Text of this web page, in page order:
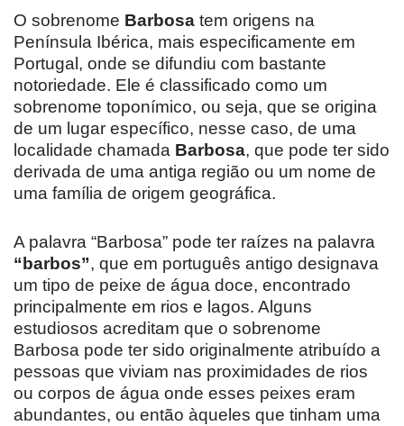
O sobrenome Barbosa tem origens na
Península Ibérica, mais especificamente em
Portugal, onde se difundiu com bastante
notoriedade. Ele é classificado como um
sobrenome toponímico, ou seja, que se origina
de um lugar específico, nesse caso, de uma
localidade chamada Barbosa, que pode ter sido
derivada de uma antiga região ou um nome de
uma família de origem geográfica.
A palavra “Barbosa” pode ter raízes na palavra
“barbos”, que em português antigo designava
um tipo de peixe de água doce, encontrado
principalmente em rios e lagos. Alguns
estudiosos acreditam que o sobrenome
Barbosa pode ter sido originalmente atribuído a
pessoas que viviam nas proximidades de rios
ou corpos de água onde esses peixes eram
abundantes, ou então àqueles que tinham uma